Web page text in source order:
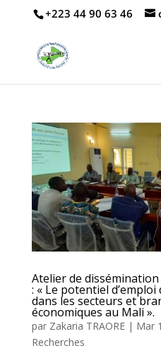
CENTRE D’ÉTUDES ET DE
D’ANALYSE
+223 44 90 63 46
Atelier de
: « Le potentiel
dans les secteurs et
économiques au Mali ».
par Zakaria TRAORE| Mar
Recherches